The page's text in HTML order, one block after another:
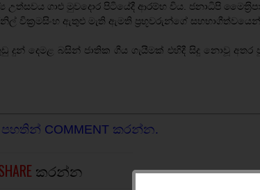
උත්සවය ගාළු මුවදොර පිටියේදී ආරම්භ විය. ජනාධිපි
වික‍්‍රමසිංහ ඇතුළු මැති ඇමති ප‍්‍රභූවරුන්ගේ සහභාගීත්වයෙන්
දෙමළ බසින් ජාතික ගීය ගැයීමක් එහිදී සිදු නොවූ අතර
COMMENT කරන්න.
කරන්න